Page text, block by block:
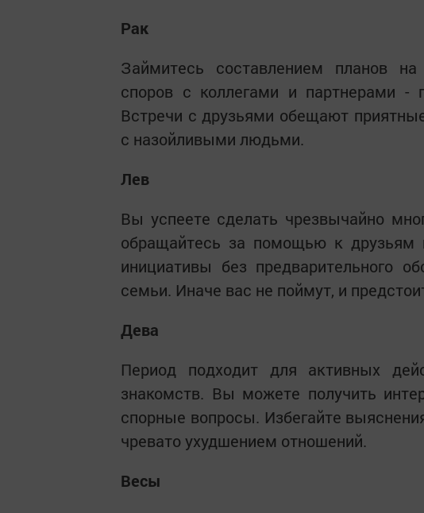
Рак
Займитесь составлением планов
споров с коллегами и партнерами -
Встречи с друзьями обещают
с назойливыми людьми.
Лев
Вы успеете сделать чрезвычайно
обращайтесь за помощью к друзьям
инициативы без предварительного
семьи. Иначе вас не поймут, и
Дева
Период подходит для активных
знакомств. Вы можете получить
спорные вопросы. Избегайте
чревато ухудшением отношений.
Весы